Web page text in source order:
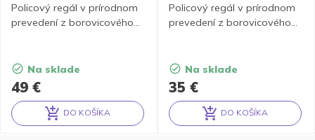
49 €
Policový regál v prírodnom
prevedení z borovicového
Na sklade
DO KOŠÍKA
35 €
Policový regál v prírodnom
prevedení z borovicového
Na sklade
DO KOŠÍKA